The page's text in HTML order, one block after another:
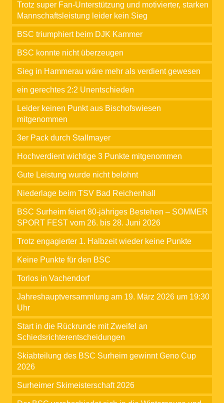
Trotz super Fan-Unterstützung und motivierter, starken
Mannschaftsleistung leider kein Sieg
BSC triumphiert beim DJK Kammer
BSC konnte nicht überzeugen
Sieg in Hammerau wäre mehr als verdient gewesen
ein gerechtes 2:2 Unentschieden
Leider keinen Punkt aus Bischofswiesen
mitgenommen
3er Pack durch Stallmayer
Hochverdient wichtige 3 Punkte mitgenommen
Gute Leistung wurde nicht belohnt
Niederlage beim TSV Bad Reichenhall
BSC Surheim feiert 80-jähriges Bestehen – SOMMER
SPORT FEST vom 26. bis 28. Juni 2026
Trotz engagierter 1. Halbzeit wieder keine Punkte
Keine Punkte für den BSC
Torlos in Vachendorf
Jahreshauptversammlung am 19. März 2026 um 19:30
Uhr
Start in die Rückrunde mit Zweifel an
Schiedsrichterentscheidungen
Skiabteilung des BSC Surheim gewinnt Geno Cup
2026
Surheimer Skimeisterschaft 2026